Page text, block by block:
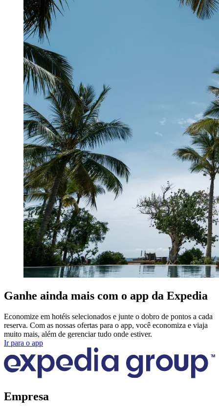
Ganhe ainda mais com o app da Expedia
Economize em hotéis selecionados e junte o dobro de pontos a cada
reserva. Com as nossas ofertas para o app, você economiza e viaja
muito mais, além de gerenciar tudo onde estiver.
Ir para o app
Empresa